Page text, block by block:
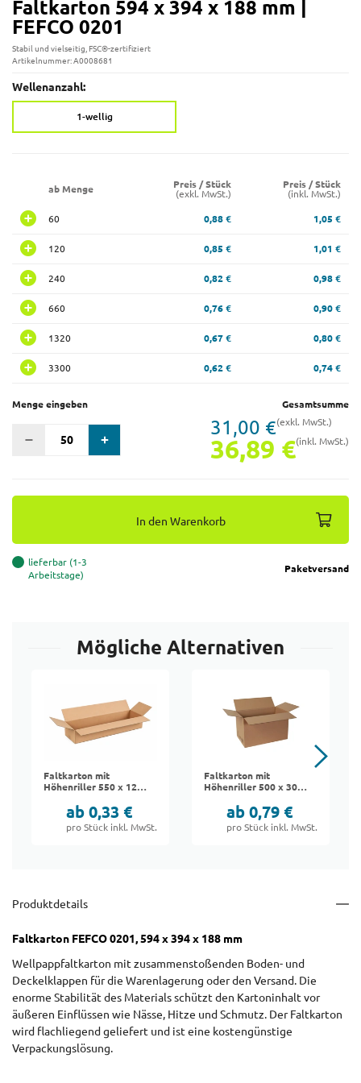
Faltkarton 594 x 394 x 188 mm |
FEFCO 0201
Stabil und vielseitig, FSC®-zertifiziert
Artikelnummer: A0008681
Wellenanzahl:
1-wellig
ab Menge
Preis / Stück
(exkl. MwSt.)
Preis / Stück
(inkl. MwSt.)
60 0,88 € 1,05 €
120 0,85 € 1,01 €
240 0,82 € 0,98 €
660 0,76 € 0,90 €
1320 0,67 € 0,80 €
3300 0,62 € 0,74 €
Menge eingeben Gesamtsumme
31,00 €(exkl. MwSt.)
36,89 €(inkl. MwSt.)
In den Warenkorb
lieferbar (1-3
Arbeitstage)
Paketversand
Mögliche Alternativen
Faltkarton mit
Höhenriller 550 x 120
ab 0,33 €
pro Stück inkl. MwSt.
Faltkarton mit
Höhenriller 500 x 300
ab 0,79 €
pro Stück inkl. MwSt.
Produktdetails
Faltkarton FEFCO 0201, 594 x 394 x 188 mm
Wellpappfaltkarton mit zusammenstoßenden Boden- und
Deckelklappen für die Warenlagerung oder den Versand. Die
enorme Stabilität des Materials schützt den Kartoninhalt vor
äußeren Einflüssen wie Nässe, Hitze und Schmutz. Der Faltkarton
wird flachliegend geliefert und ist eine kostengünstige
Verpackungslösung.